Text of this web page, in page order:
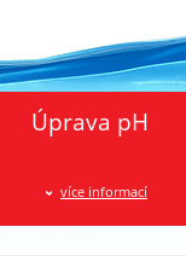
Úprava pH
více informací